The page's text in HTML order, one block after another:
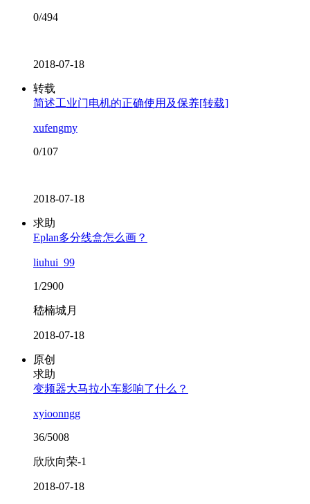
0/494
2018-07-18
转载
简述工业门电机的正确使用及保养[转载]
xufengmy
0/107
2018-07-18
求助
Eplan多分线盒怎么画？
liuhui_99
1/2900
嵇楠城月
2018-07-18
原创
求助
变频器大马拉小车影响了什么？
xyioonngg
36/5008
欣欣向荣-1
2018-07-18